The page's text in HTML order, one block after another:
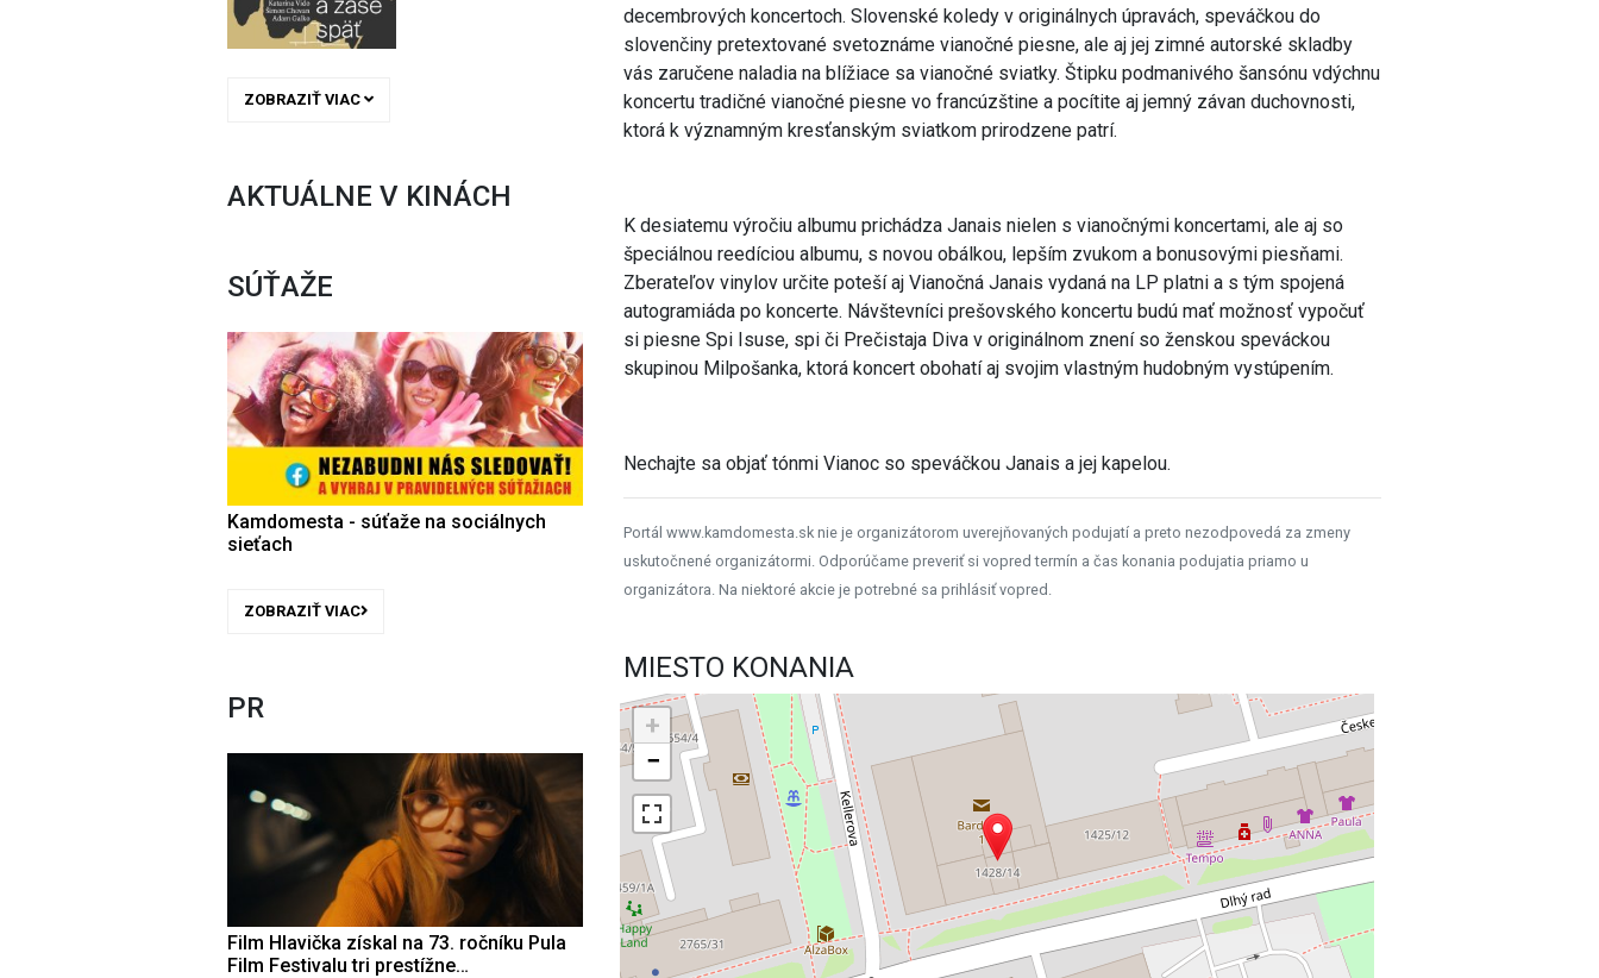
ZOBRAZIŤ VIAC
AKTUÁLNE V KINÁCH
SÚŤAŽE
Kamdomesta - súťaže na sociálnych
sieťach
ZOBRAZIŤ VIAC
PR
Film Hlavička získal na 73. ročníku Pula
Film Festivalu tri prestížne…
decembrových koncertoch. Slovenské koledy v originálnych úpravách, speváčkou do
slovenčiny pretextované svetoznáme vianočné piesne, ale aj jej zimné autorské skladby
vás zaručene naladia na blížiace sa vianočné sviatky. Štipku podmanivého šansónu vdýchnu
koncertu tradičné vianočné piesne vo francúzštine a pocítite aj jemný závan duchovnosti,
ktorá k významným kresťanským sviatkom prirodzene patrí.
K desiatemu výročiu albumu prichádza Janais nielen s vianočnými koncertami, ale aj so
špeciálnou reedíciou albumu, s novou obálkou, lepším zvukom a bonusovými piesňami.
Zberateľov vinylov určite poteší aj Vianočná Janais vydaná na LP platni a s tým spojená
autogramiáda po koncerte. Návštevníci prešovského koncertu budú mať možnosť vypočuť
si piesne Spi Isuse, spi či Prečistaja Diva v originálnom znení so ženskou speváckou
skupinou Milpošanka, ktorá koncert obohatí aj svojim vlastným hudobným vystúpením.
Nechajte sa objať tónmi Vianoc so speváčkou Janais a jej kapelou.
Portál www.kamdomesta.sk nie je organizátorom uverejňovaných podujatí a preto nezodpovedá za zmeny
uskutočnené organizátormi. Odporúčame preveriť si vopred termín a čas konania podujatia priamo u
organizátora. Na niektoré akcie je potrebné sa prihlásiť vopred.
MIESTO KONANIA
+
−